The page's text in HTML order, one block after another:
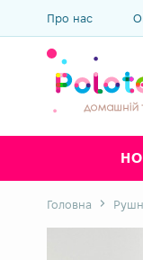
Про нас
Головна